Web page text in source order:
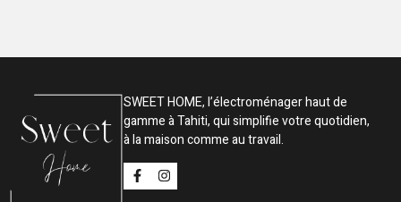
SWEET HOME, l’électroménager haut de
gamme à Tahiti, qui simplifie votre quotidien,
à la maison comme au travail.